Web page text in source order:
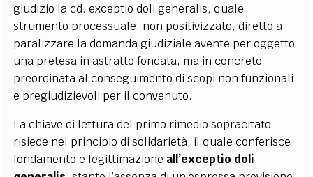
giudizio la cd. exceptio doli generalis, quale
strumento processuale, non positivizzato, diretto a
paralizzare la domanda giudiziale avente per oggetto
una pretesa in astratto fondata, ma in concreto
preordinata al conseguimento di scopi non funzionali
e pregiudizievoli per il convenuto.
La chiave di lettura del primo rimedio sopracitato
risiede nel principio di solidarietà, il quale conferisce
fondamento e legittimazione all’exceptio doli